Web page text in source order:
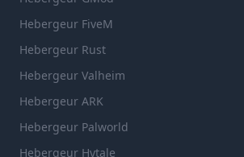
Hebergeur FiveM
Hebergeur Rust
Hebergeur Valheim
Hebergeur ARK
Hebergeur Palworld
Hebergeur Hytale